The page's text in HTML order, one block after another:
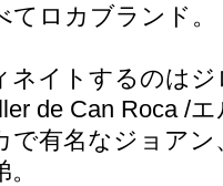
てロカブラン
ネイトするのは
de Can Roca /
で有名なジョア
。